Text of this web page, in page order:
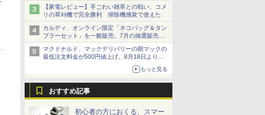
【家電レビュー】手ごわい雑草との戦い、コメ
リの草刈機で完全勝利 掃除機感覚で使えた
カルディ、オンライン限定「ネコバッグ＆タン
ブラーセット」を一般販売。7月の抽選販売の
当選無効分
マクドナルド、マックデリバリーの朝マックの
最低注文料金が500円値上げ。8月18日より
もっと見る
おすすめ記事
初心者の方におくる、スマー